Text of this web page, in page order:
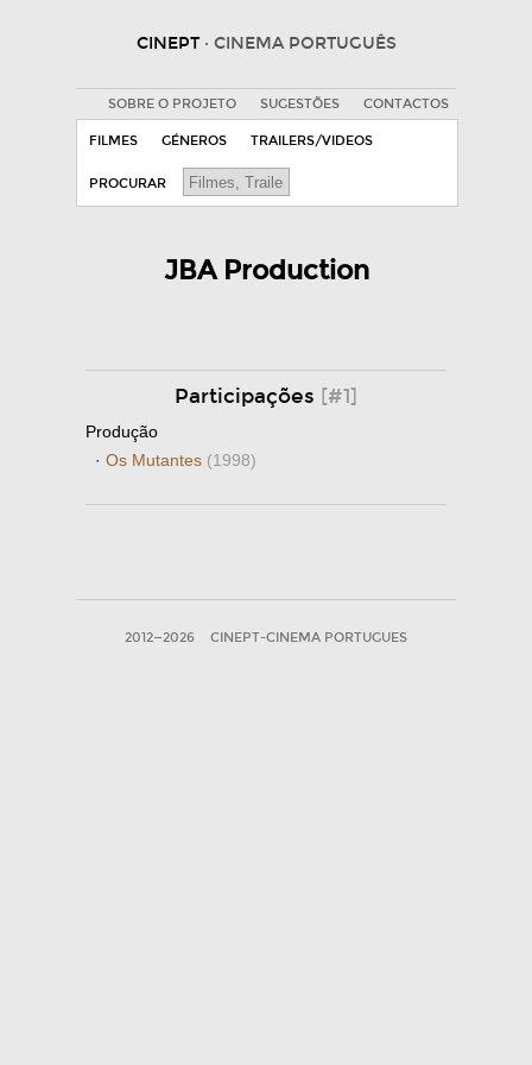
CINEPT · CINEMA PORTUGUÊS
SOBRE O PROJETO SUGESTÕES CONTACTOS
FILMES GÉNEROS TRAILERS/VIDEOS
PROCURAR
JBA Production
Participações [#1]
Produção
· Os Mutantes (1998)
2012—2026 CINEPT-CINEMA PORTUGUES